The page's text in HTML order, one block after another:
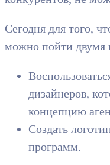
Сегодня для того,
можно пойти двумя
дизайнеров,
концепцию
Создать
программ.